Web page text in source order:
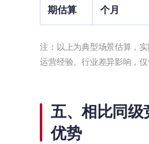
期估算
个月
注：以上为典型场景估算，实
运营经验、行业差异影响，仅
五、相比同级
优势